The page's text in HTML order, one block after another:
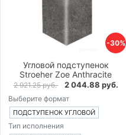
-30%
Угловой подступенок
Stroeher Zoe Anthracite
2 921.25 руб. 2 044.88 руб.
Выберите формат
ПОДСТУПЕНОК УГЛОВОЙ
Тип исполнения